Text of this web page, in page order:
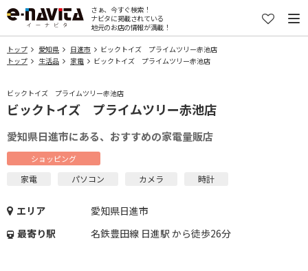
さぁ、今すぐ検索！
ナビタに掲載されている
地元のお店の情報が満載！
トップ 愛知県 日進市
ビックトイズ プライムツリー赤池店
トップ
生活品 家電 ビックトイズ プライムツリー赤池店
ビックトイズ プライムツリー赤池店
ビックトイズ プライムツリー赤池店
愛知県日進市にある、おすすめの家電量販店
ショッピング
家電 パソコン カメラ 時計
エリア
愛知県日進市
最寄り駅
名鉄豊田線 日進駅 から徒歩26分